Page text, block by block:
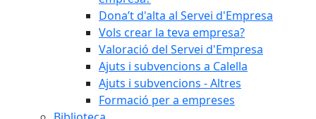
Dona’t d'alta al Servei d'Empresa
Vols crear la teva empresa?
Valoració del Servei d'Empresa
Ajuts i subvencions a Calella
Ajuts i subvencions - Altres
Formació per a empreses